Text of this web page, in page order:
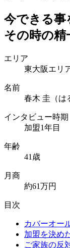
今できる事
その時の精
エリア
東大阪エリ
名前
春木 圭（は
インタビュー時期
加盟1年目
年齢
41歳
月商
約61万円
目次
カバーオー
加盟を決め
ご家族の反